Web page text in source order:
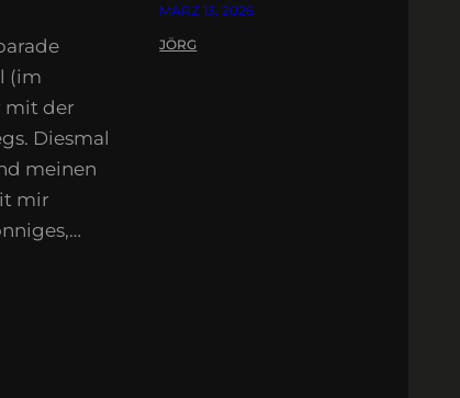
(im
mit der
Diesmal
meinen
mir
MÄRZ 13, 2026
JÖRG